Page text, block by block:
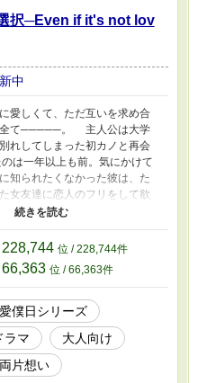
択─Even if it's not lov
中
愛しくて、ただ互いを求め合
全て─────。 主人公は大学
れしてしまった初カノと再会
は一年以上も前。気にかけて
知られたくなかった彼は、た
女友達に恋人のフリをして欲
しかし初カノは自分のことを
くれていたのである。 やや
なってしまったが、ある理由
を戻すことは出来ない。 そ
に期間限定でつき合っていた
会するのだった。 友人にな
いてきた彼女の本当の目的と
の手は掴めない』の続編で
228,744 位 / 228,744件
66,363 位 / 66,363件
僕日シリーズ
ラマ
大人向け
両片想い